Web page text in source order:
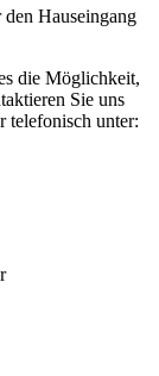
Hauseingang
die Möglichkeit,
Sie uns
telefonisch unter: